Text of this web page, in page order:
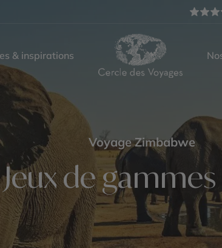
& inspirations
Voyage Zimbabwe
de